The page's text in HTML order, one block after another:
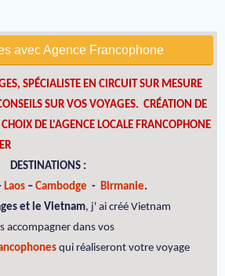
avec Agence Francophone
SPÉCIALISTE EN CIRCUIT SUR MESURE
SUR VOS VOYAGES. CRÉATION DE
DE L'AGENCE LOCALE FRANCOPHONE
DESTINATIONS :
Laos – Cambodge - Birmanie.
et le Vietnam, j' ai créé Vietnam
accompagner dans vos
qui réaliseront votre voyage